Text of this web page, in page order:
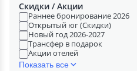
Скидки / Акции
Раннее бронирование 2026
Открытый юг (Скидки)
Новый год 2026-2027
Трансфер в подарок
Акции отелей
Показать все